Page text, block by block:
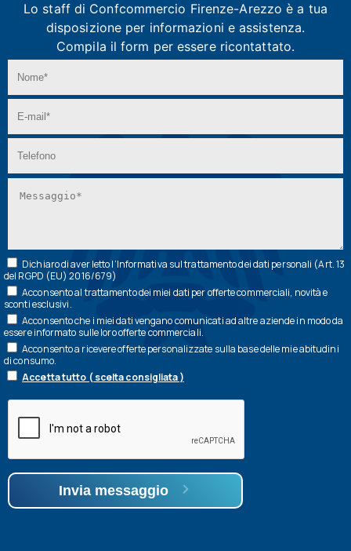
Lo staff di Confcommercio Firenze-Arezzoè a tua
disposizione per informazioni e assistenza.
Compila il form per essere ricontattato.
Dichiaro di aver letto l’Informativa sul trattamento dei dati personali (Art. 13
del RGPD (EU) 2016/679)
Acconsento al trattamento dei miei dati per offerte commerciali, novità e
sconti esclusivi.
Acconsento che i miei dati vengano comunicati ad altre aziende in modo da
essere informato sulle loro offerte commerciali.
Acconsento a ricevere offerte personalizzate sulla base delle mie abitudini
di consumo.
Accetta tutto ( scelta consigliata )
Invia messaggio